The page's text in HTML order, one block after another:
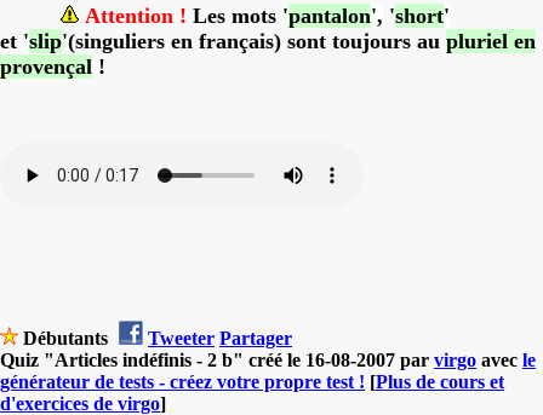
Attention ! Les mots 'pantalon', 'short'
et 'slip'(singuliers en français) sont toujours au pluriel en
provençal !
Débutants Tweeter Partager
Quiz "Articles indéfinis - 2 b" créé le 16-08-2007 par virgo avec le
générateur de tests - créez votre propre test ! [Plus de cours et
d'exercices de virgo]